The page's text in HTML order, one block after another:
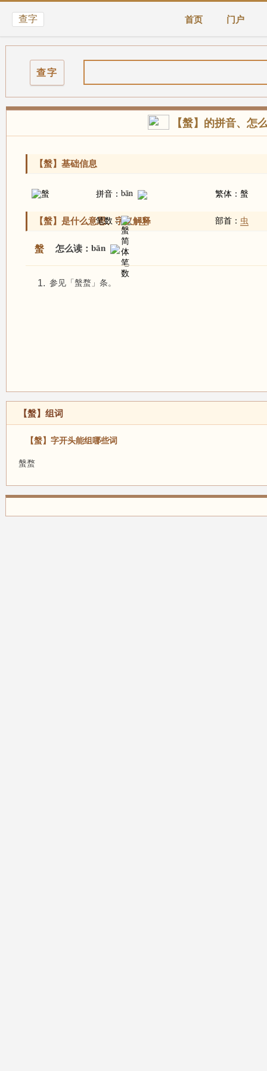
查字 首页 门户
查字
【螌】的拼音、怎
【螌】基础信息
拼音： bān 繁体： 螌
笔数： 16 部首： 虫
【螌】是什么意思、字义解释
螌 怎么读：bān
1. 参见「螌蝥」条。
【螌】组词
【螌】字开头能组哪些词
螌蝥